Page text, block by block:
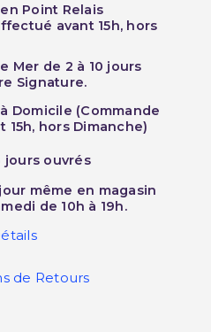
Point Relais
avant 15h, hors
Mer de 2 à 10 jours
Signature.
Domicile (Commande
15h, hors Dimanche)
jours ouvrés
même en magasin
de 10h à 19h.
de Retours